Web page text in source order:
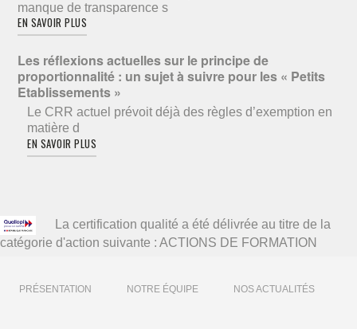
manque de transparence s
EN SAVOIR PLUS
Les réflexions actuelles sur le principe de
proportionnalité : un sujet à suivre pour les « Petits
Etablissements »
Le CRR actuel prévoit déjà des règles d’exemption en
matière d
EN SAVOIR PLUS
La certification qualité a été délivrée au titre de la
catégorie d'action suivante : ACTIONS DE FORMATION
PRÉSENTATION NOTRE ÉQUIPE NOS ACTUALITÉS